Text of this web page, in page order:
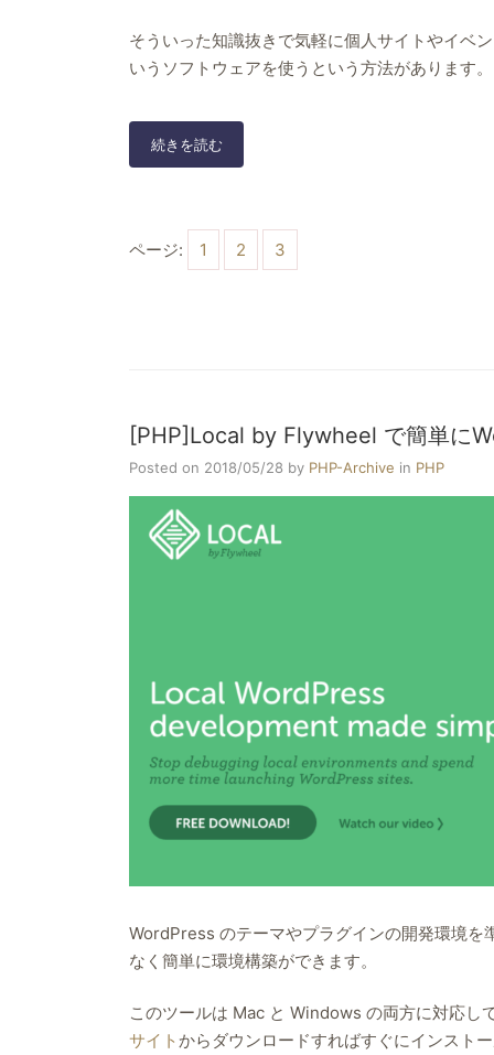
そういった知識抜きで気軽に個人サイトやイベ
いうソフトウェアを使うという方法があります。
続きを読む初
心
サ
イ
作
れ
方
ページ: 1 2 3
[PHP]Local by Flywheel で簡単に
Posted on 2018/05/28 by PHP-Archive in PHP
WordPress のテーマやプラグインの開発環境を
なく簡単に環境構築ができます。
このツールは Mac と Windows の両方に対応し
サイトからダウンロードすればすぐにインスト